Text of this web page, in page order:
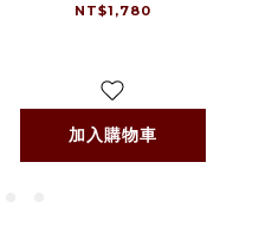
NT$1,780
加入購物車